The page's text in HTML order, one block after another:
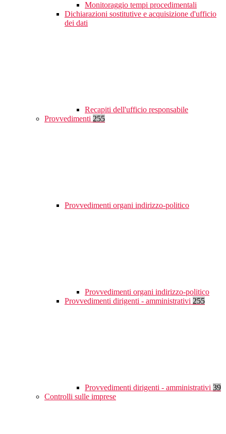
Monitoraggio tempi procedimentali
Dichiarazioni sostitutive e acquisizione d'ufficio
dei dati
Recapiti dell'ufficio responsabile
Provvedimenti 255
Provvedimenti organi indirizzo-politico
Provvedimenti organi indirizzo-politico
Provvedimenti dirigenti - amministrativi 255
Provvedimenti dirigenti - amministrativi 39
Controlli sulle imprese